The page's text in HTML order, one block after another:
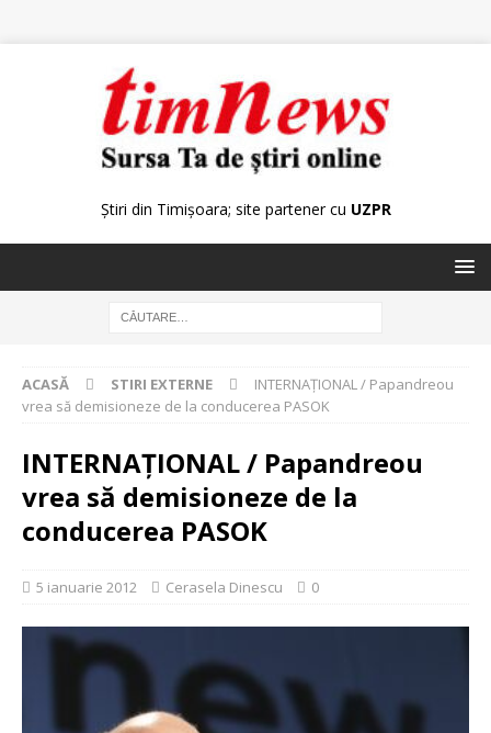
Știri din Timișoara; site partener cu UZPR
ACASĂ STIRI EXTERNE
INTERNAŢIONAL / Papandreou
vrea să demisioneze de la conducerea PASOK
INTERNAŢIONAL / Papandreou
vrea să demisioneze de la
conducerea PASOK
5 ianuarie 2012 Cerasela Dinescu 0